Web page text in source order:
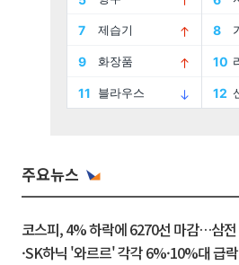
주요뉴스
코스피, 4% 하락에 6270선 마감…삼전
·SK하닉 '와르르' 각각 6%·10%대 급락